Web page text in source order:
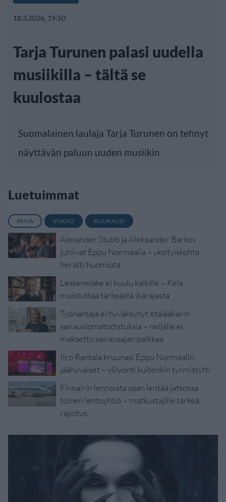
18.3.2026, 19:50
Tarja Turunen palasi uudella
musiikilla – tältä se
kuulostaa
Suomalainen laulaja Tarja Turunen on tehnyt
näyttävän paluun uuden musiikin
Luetuimmat
PÄIVÄ VIIKKO KUUKAUSI
Alexander Stubb ja Aleksander Barkov
juhlivat Eppu Normaalia – yksityiskohta
herätti huomiota
Leskeneläke ei kuulu kaikille – Kela
muistuttaa tärkeästä ikärajasta
Työnantaja ei hyväksynyt etälääkärin
sairauslomatodistuksia – neljälle ei
maksettu sairausajan palkkaa
IIro Rantala kruunasi Eppu Normaalin
jäähyväiset – ylilyönti kuitenkin tyrmistytti
Finnairin lennoista osan lentää jatkossa
toinen lentoyhtiö – matkustajille tärkeä
rajoitus